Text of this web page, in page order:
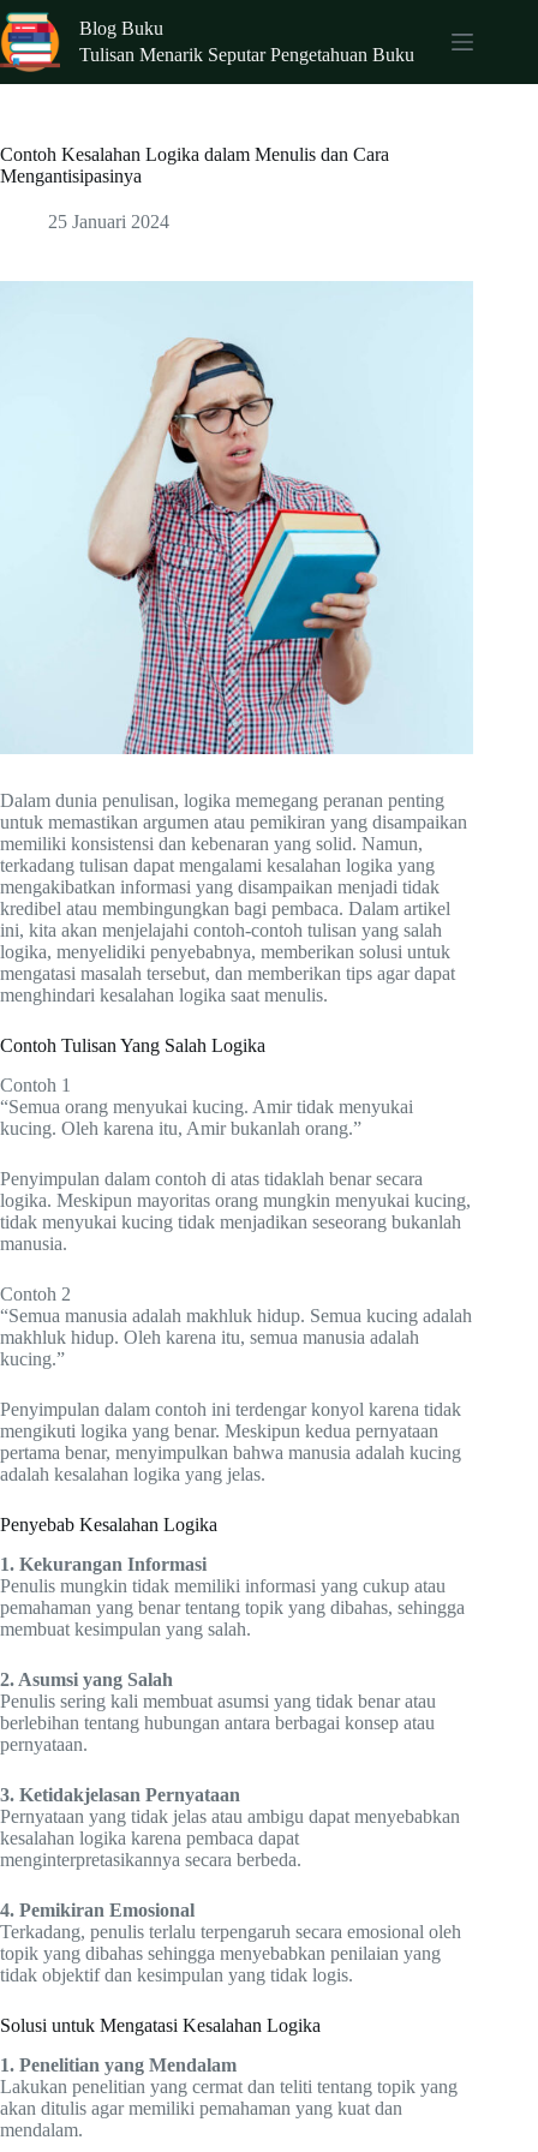
Skip
to
content
Blog Buku
Tulisan Menarik Seputar Pengetahuan Buku
Contoh Kesalahan Logika dalam Menulis dan Cara
Mengantisipasinya
25 Januari 2024
Dalam dunia penulisan, logika memegang peranan penting
untuk memastikan argumen atau pemikiran yang disampaikan
memiliki konsistensi dan kebenaran yang solid. Namun,
terkadang tulisan dapat mengalami kesalahan logika yang
mengakibatkan informasi yang disampaikan menjadi tidak
kredibel atau membingungkan bagi pembaca. Dalam artikel
ini, kita akan menjelajahi contoh-contoh tulisan yang salah
logika, menyelidiki penyebabnya, memberikan solusi untuk
mengatasi masalah tersebut, dan memberikan tips agar dapat
menghindari kesalahan logika saat menulis.
Contoh Tulisan Yang Salah Logika
Contoh 1
“Semua orang menyukai kucing. Amir tidak menyukai
kucing. Oleh karena itu, Amir bukanlah orang.”
Penyimpulan dalam contoh di atas tidaklah benar secara
logika. Meskipun mayoritas orang mungkin menyukai kucing,
tidak menyukai kucing tidak menjadikan seseorang bukanlah
manusia.
Contoh 2
“Semua manusia adalah makhluk hidup. Semua kucing adalah
makhluk hidup. Oleh karena itu, semua manusia adalah
kucing.”
Penyimpulan dalam contoh ini terdengar konyol karena tidak
mengikuti logika yang benar. Meskipun kedua pernyataan
pertama benar, menyimpulkan bahwa manusia adalah kucing
adalah kesalahan logika yang jelas.
Penyebab Kesalahan Logika
1. Kekurangan Informasi
Penulis mungkin tidak memiliki informasi yang cukup atau
pemahaman yang benar tentang topik yang dibahas, sehingga
membuat kesimpulan yang salah.
2. Asumsi yang Salah
Penulis sering kali membuat asumsi yang tidak benar atau
berlebihan tentang hubungan antara berbagai konsep atau
pernyataan.
3. Ketidakjelasan Pernyataan
Pernyataan yang tidak jelas atau ambigu dapat menyebabkan
kesalahan logika karena pembaca dapat
menginterpretasikannya secara berbeda.
4. Pemikiran Emosional
Terkadang, penulis terlalu terpengaruh secara emosional oleh
topik yang dibahas sehingga menyebabkan penilaian yang
tidak objektif dan kesimpulan yang tidak logis.
Solusi untuk Mengatasi Kesalahan Logika
1. Penelitian yang Mendalam
Lakukan penelitian yang cermat dan teliti tentang topik yang
akan ditulis agar memiliki pemahaman yang kuat dan
mendalam.